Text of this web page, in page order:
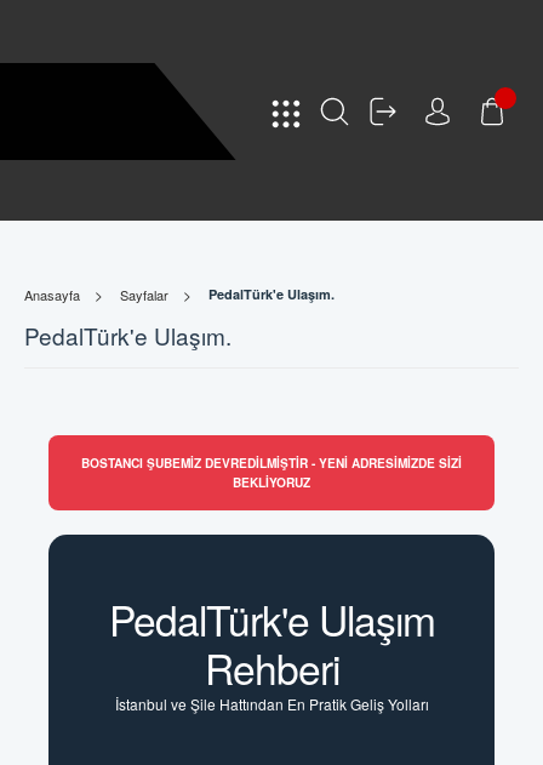
Anasayfa Sayfalar PedalTürk'e Ulaşım.
PedalTürk'e Ulaşım.
BOSTANCI ŞUBEMIZ DEVREDILMIŞTIR - YENI ADRESIMIZDE SIZI
BEKLIYORUZ
PedalTürk'e Ulaşım
Rehberi
İstanbul ve Şile Hattından En Pratik Geliş Yolları